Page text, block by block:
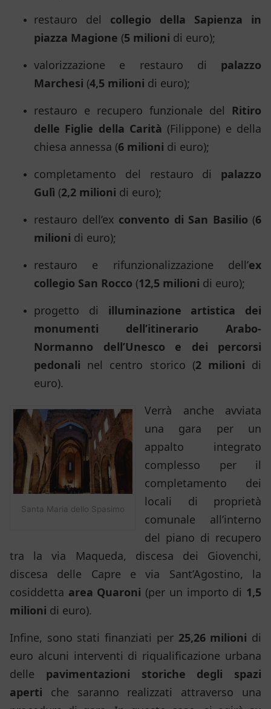
restauro del collegio della Sapienza in
piazza Magione (5 milioni di euro);
valorizzazione e restauro di palazzo
Marchesi (4,5 milioni di euro);
restauro e recupero funzionale del Ritiro
delle Figlie della Carità (Filippone) e della
chiesa annessa (6 milioni di euro);
completamento del restauro di palazzo
Gulì (2,2 milioni di euro);
restauro dell’ex convento di San Basilio (6
milioni di euro);
restauro e rifunzionalizzazione dell’ex
collegio San Rocco (12,5 milioni di euro);
progetto di illuminazione artistica dei
monumenti dell’itinerario Arabo-
Normanno dell’Unesco e dei percorsi
pedonali nel centro storico (2 milioni di
euro).
Santa Maria dello Spasimo
Verrà anche avviata
una gara per un
appalto integrato
complesso per il
completamento dei
locali di proprietà
comunale all’interno
del piano di recupero
tra la via Maqueda, discesa dei Giovenchi,
discesa delle Capre e via Sant’Agostino, la
cosiddetta area Quaroni (per un importo di 1,5
milioni di euro).
Infine, sono stati finanziati per 25,26 milioni di
euro alcuni interventi di riqualificazione urbana
delle pavimentazioni storiche degli spazi
aperti che saranno realizzati attraverso una